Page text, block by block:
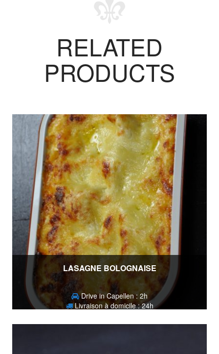
RELATED
PRODUCTS
LASAGNE BOLOGNAISE
Drive in Capellen : 2h
Livraison à domicile : 24h
15,90€